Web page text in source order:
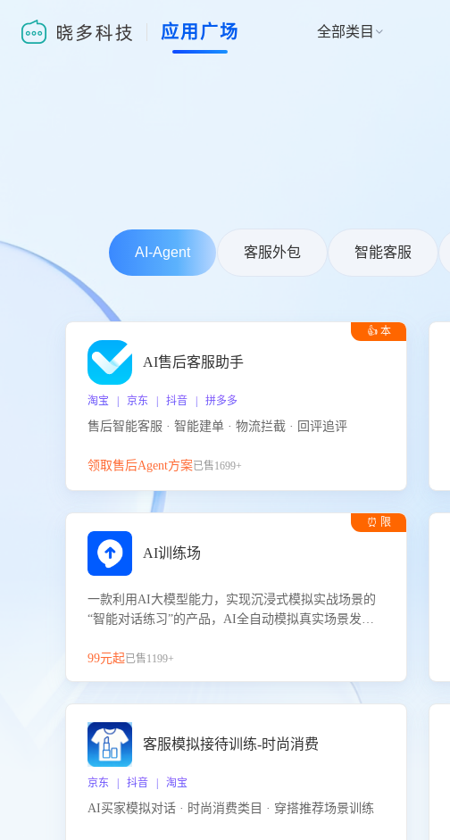
应用广场 全部类目 
AI-Agent 客服外包 智能客服
👍 本
AI售后客服助手
淘宝 | 京东 | 抖音 | 拼多多
售后智能客服 · 智能建单 · 物流拦截 · 回评追评
领取售后Agent方案已售1699+
⏰ 限
AI训练场
一款利用AI大模型能力，实现沉浸式模拟实战场景的
“智能对话练习”的产品，AI全自动模拟真实场景发生
提升客服团队的销服能力。
99元起已售1199+
客服模拟接待训练-时尚消费
京东 | 抖音 | 淘宝
AI买家模拟对话 · 时尚消费类目 · 穿搭推荐场景训练